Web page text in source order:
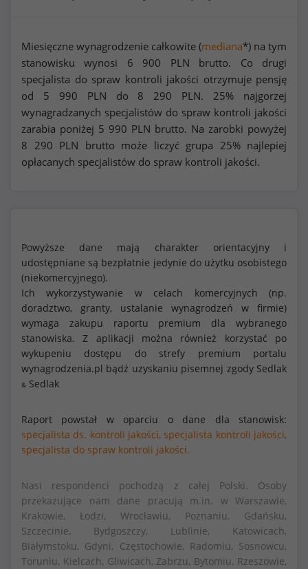
Miesięczne wynagrodzenie całkowite (mediana*) na tym
stanowisku wynosi 6 900 PLN brutto. Co drugi
specjalista do spraw kontroli jakości otrzymuje pensję
od 5 990 PLN do 8 290 PLN. 25% najgorzej
wynagradzanych specjalistów do spraw kontroli jakości
zarabia poniżej 5 990 PLN brutto. Na zarobki powyżej
8 290 PLN brutto może liczyć grupa 25% najlepiej
opłacanych specjalistów do spraw kontroli jakości.
Powyższe dane mają charakter orientacyjny i
udostępniane są bezpłatnie jedynie do użytku osobistego
(niekomercyjnego).
Ich wykorzystywanie w celach komercyjnych (np.
doradztwo, granty, ustalanie wynagrodzeń w firmie)
wymaga zakupu raportu premium dla wybranego
stanowiska. Z aplikacji można również korzystać po
wykupeniu dostępu do strefy premium portalu
wynagrodzenia.pl bądź uzyskaniu pisemnej zgody Sedlak
& Sedlak
Raport powstał w oparciu o dane dla stanowisk:
specjalista ds. kontroli jakości, specjalista kontroli jakości,
specjalista do spraw kontroli jakości.
Nasi respondenci pochodzą z całej Polski. Osoby
przekazujące nam dane pracują m.in. w Warszawie,
Krakowie, Łodzi, Wrocławiu, Poznaniu, Gdańsku,
Szczecinie, Bydgoszczy, Lublinie, Katowicach,
Białymstoku, Gdyni, Częstochowie, Radomiu, Sosnowcu,
Toruniu, Kielcach, Gliwicach, Zabrzu, Bytomiu, Rzeszowie,